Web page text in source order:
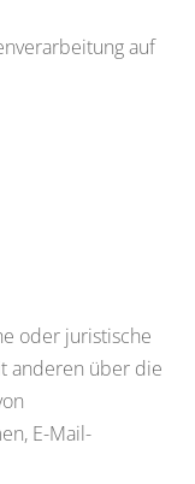
auf
oder juristische
anderen über die
E-Mail-